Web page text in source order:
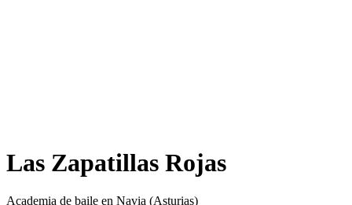
Las Zapatillas Rojas
Academia de baile en Navia (Asturias)